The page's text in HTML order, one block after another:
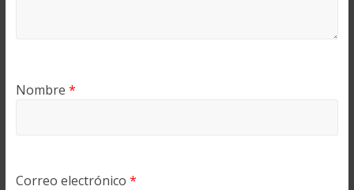
Nombre *
Correo electrónico *